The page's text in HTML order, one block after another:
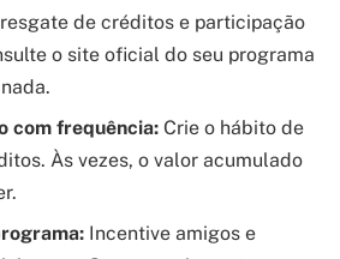
de créditos e participação
o site oficial do seu programa
com frequência: Crie o hábito de
Às vezes, o valor acumulado
Incentive amigos e